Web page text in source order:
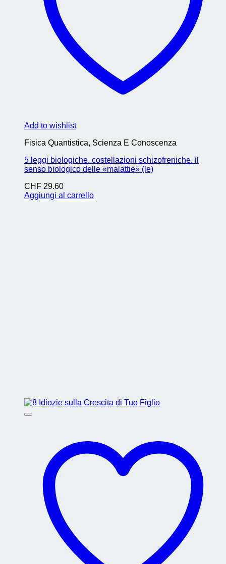
Add to wishlist
Fisica Quantistica, Scienza E Conoscenza
5 leggi biologiche. costellazioni schizofreniche. il
senso biologico delle «malattie» (le)
CHF 29.60
Aggiungi al carrello